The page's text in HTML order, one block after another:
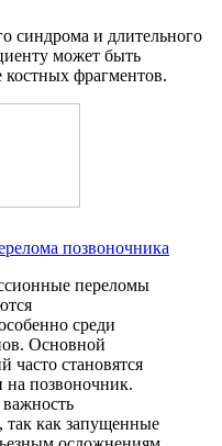
синдрома и длительного
может быть
костных фрагментов.
позвоночника
переломы
среди
Основной
часто становятся
на позвоночник.
так как запущенные